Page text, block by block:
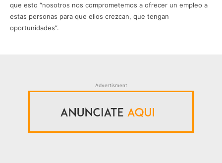
que esto “nosotros nos comprometemos a ofrecer un empleo a
estas personas para que ellos crezcan, que tengan
oportunidades”.
Advertisment